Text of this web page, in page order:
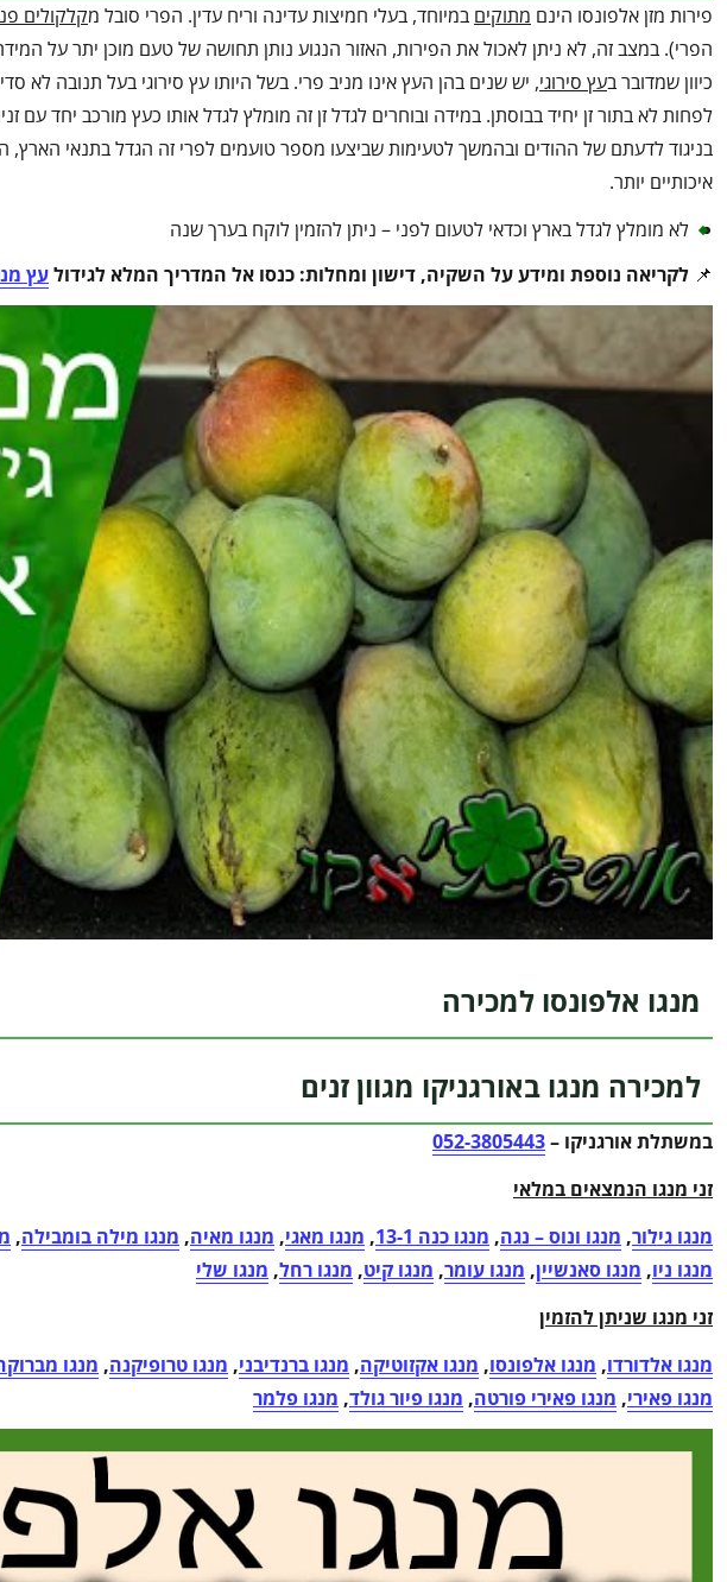
פירות מזן אלפונסו הינם מתוקים במיוחד, בעלי חמיצות עדינה וריח עדין. הפרי סובל מקלקולים
הפרי). במצב זה, לא ניתן לאכול את הפירות, האזור הנגוע נותן תחושה של טעם מוכן יתר על
כיוון שמדובר בעץ סירוגי, יש שנים בהן העץ אינו מניב פרי. בשל היותו עץ סירוגי בעל תנובה לא
לפחות לא בתור זן יחיד בבוסתן. במידה ובוחרים לגדל זן זה מומלץ לגדל אותו כעץ מורכב יחד עם
בניגוד לדעתם של ההודים ובהמשך לטעימות שביצעו מספר טועמים לפרי זה הגדל בתנאי הארץ,
איכותיים יותר.
לא מומלץ לגדל בארץ וכדאי לטעום לפני – ניתן להזמין לוקח בערך שנה
📌 לקריאה נוספת ומידע על השקיה, דישון ומחלות: כנסו אל המדריך המלא לגידולעץ
מנגו אלפונסו למכירה
למכירה מנגו באורגניקו מגוון זנים
במשתלת אורגניקו –052-3805443
זני מנגו הנמצאים במלאי
מנגו גילור, מנגו ונוס – נגה, מנגו כנה 13-1 , מנגו מאגי, מנגו מאיה, מנגו מילה בומבילה,
מנגו ניו, מנגו סאנשיין, מנגו עומר, מנגו קיט, מנגו רחל, מנגו שלי
זני מנגו שניתן להזמין
מנגו אלדורדו, מנגו אלפונסו, מנגו אקזוטיקה, מנגו ברנדיבני, מנגו טרופיקנה, מנגו
מנגו פאירי, מנגו פאירי פורטה, מנגו פיור גולד, מנגו פלמר